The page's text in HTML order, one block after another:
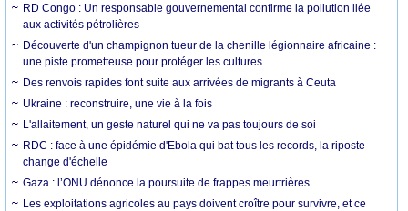
RD Congo : Un responsable gouvernemental confirme la pollution liée
aux activités pétrolières
Découverte d'un champignon tueur de la chenille légionnaire africaine :
une piste prometteuse pour protéger les cultures
Des renvois rapides font suite aux arrivées de migrants à Ceuta
Ukraine : reconstruire, une vie à la fois
L'allaitement, un geste naturel qui ne va pas toujours de soi
RDC : face à une épidémie d'Ebola qui bat tous les records, la riposte
change d'échelle
Gaza : l’ONU dénonce la poursuite de frappes meurtrières
Les exploitations agricoles au pays doivent croître pour survivre, et ce